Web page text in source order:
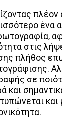
ένα
στις
πλήθος
σε
και
και